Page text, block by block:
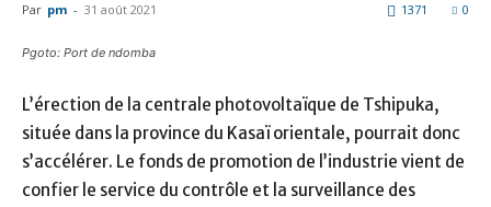
Par pm - 31 août 2021 0
1371
Pgoto: Port de ndomba
L’érection de la centrale photovoltaïque de Tshipuka,
située dans la province du Kasaï orientale, pourrait donc
s’accélérer. Le fonds de promotion de l’industrie vient de
confier le service du contrôle et la surveillance des